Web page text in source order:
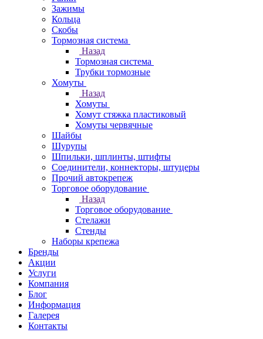
Зажимы
Кольца
Скобы
Тормозная система
Назад
Тормозная система
Трубки тормозные
Хомуты
Назад
Хомуты
Хомут стяжка пластиковый
Хомуты червячные
Шайбы
Шурупы
Шпильки, шплинты, штифты
Соединители, коннекторы, штуцеры
Прочий автокрепеж
Торговое оборудование
Назад
Торговое оборудование
Стелажи
Стенды
Наборы крепежа
Бренды
Акции
Услуги
Компания
Блог
Информация
Галерея
Контакты